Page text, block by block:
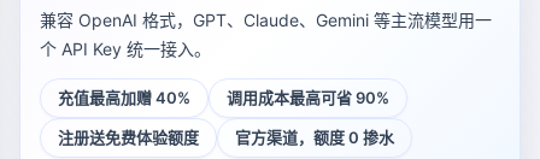
兼容 OpenAI 格式，GPT、Claude、Gemini 等主流模型用一
个 API Key 统一接入。
充值最高加赠 40% 调用成本最高可省 90%
注册送免费体验额度 官方渠道，额度 0 掺水